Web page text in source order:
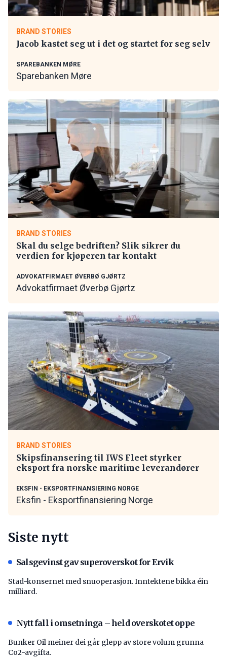
BRAND STORIES
Jacob kastet seg ut i det og startet for seg selv
SPAREBANKEN MØRE
Sparebanken Møre
BRAND STORIES
Skal du selge bedriften? Slik sikrer du
verdien før kjøperen tar kontakt
ADVOKATFIRMAET ØVERBØ GJØRTZ
Advokatfirmaet Øverbø Gjørtz
BRAND STORIES
Skipsfinansering til IWS Fleet styrker
eksport fra norske maritime leverandører
EKSFIN - EKSPORTFINANSIERING NORGE
Eksfin - Eksportfinansiering Norge
Siste nytt
Salsgevinst gav superoverskot for Ervik
Stad-konsernet med snuoperasjon. Inntektene bikka éin
milliard.
Nytt fall i omsetninga – held overskotet oppe
Bunker Oil meiner dei går glepp av store volum grunna
Co2-avgifta.